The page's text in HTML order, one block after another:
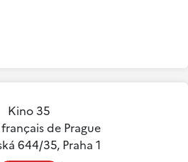
Kino 35
de Prague
644/35, Praha 1